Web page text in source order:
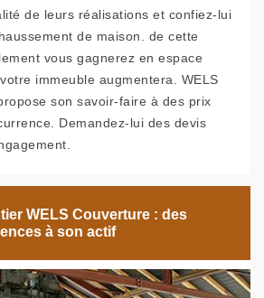
de leurs réalisations et confiez-lui
de maison. de cette
vous gagnerez en espace
immeuble augmentera. WELS
son savoir-faire à des prix
Demandez-lui des devis
WELS Couverture : des
à son actif